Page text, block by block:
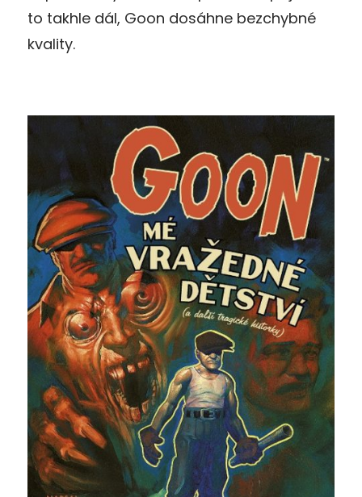
to takhle dál, Goon dosáhne bezchybné
kvality.